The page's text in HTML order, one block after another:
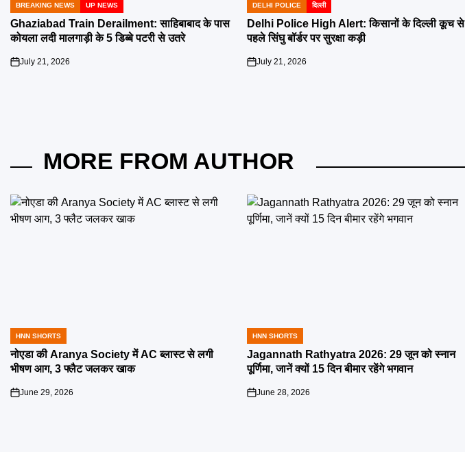
POSTED
IN
BREAKING NEWS UP NEWS
Ghaziabad Train Derailment: साहिबाबाद के पास
कोयला लदी मालगाड़ी के 5 डिब्बे पटरी से उतरे
on
July 21, 2026
POSTED
IN
DELHI POLICE दिल्ली
Delhi Police High Alert: किसानों के दिल्ली कूच से
पहले सिंघु बॉर्डर पर सुरक्षा कड़ी
on
July 21, 2026
MORE FROM AUTHOR
POSTED
IN
HNN SHORTS
नोएडा की Aranya Society में AC ब्लास्ट से लगी
भीषण आग, 3 फ्लैट जलकर खाक
on
June 29, 2026
POSTED
IN
HNN SHORTS
Jagannath Rathyatra 2026: 29 जून को स्नान
पूर्णिमा, जानें क्यों 15 दिन बीमार रहेंगे भगवान
on
June 28, 2026